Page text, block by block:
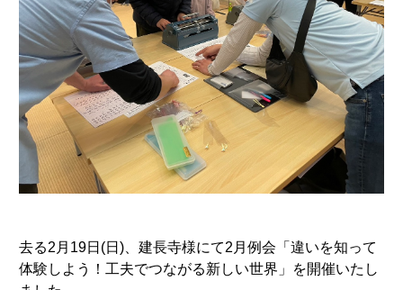
去る2月19日(日)、建長寺様にて2月例会「違いを知って
体験しよう！工夫でつながる新しい世界」を開催いたし